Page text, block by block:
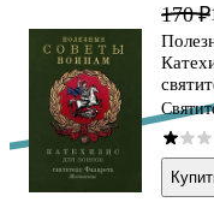
чтобы книга в
немного подготовленному для
рода литературы.
Предварительные
вхождения в
170 ₽